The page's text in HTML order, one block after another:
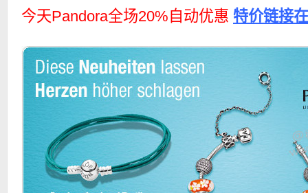
今天Pandora全场20%自动优惠 特价链接